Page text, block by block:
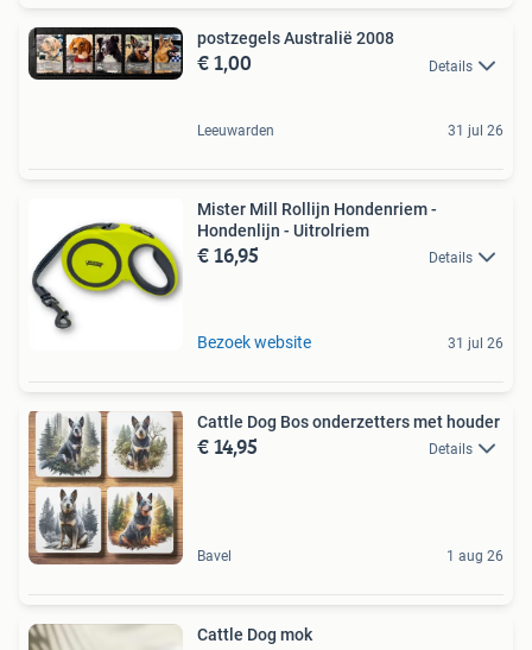
postzegels Australië 2008
€ 1,00 Details
Leeuwarden 31 jul 26
Mister Mill Rollijn Hondenriem -
Hondenlijn - Uitrolriem
€ 16,95 Details
Bezoek website 31 jul 26
Cattle Dog Bos onderzetters met houder
€ 14,95 Details
Bavel 1 aug 26
Cattle Dog mok